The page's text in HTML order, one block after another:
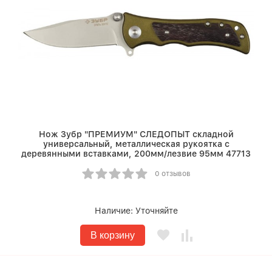
Нож Зубр "ПРЕМИУМ" СЛЕДОПЫТ складной
универсальный, металлическая рукоятка с
деревянными вставками, 200мм/лезвие 95мм 47713
0 отзывов
Наличие: Уточняйте
В корзину